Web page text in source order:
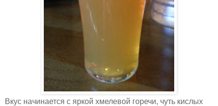
Вкус начинается с яркой хмелевой горечи, чуть кислых